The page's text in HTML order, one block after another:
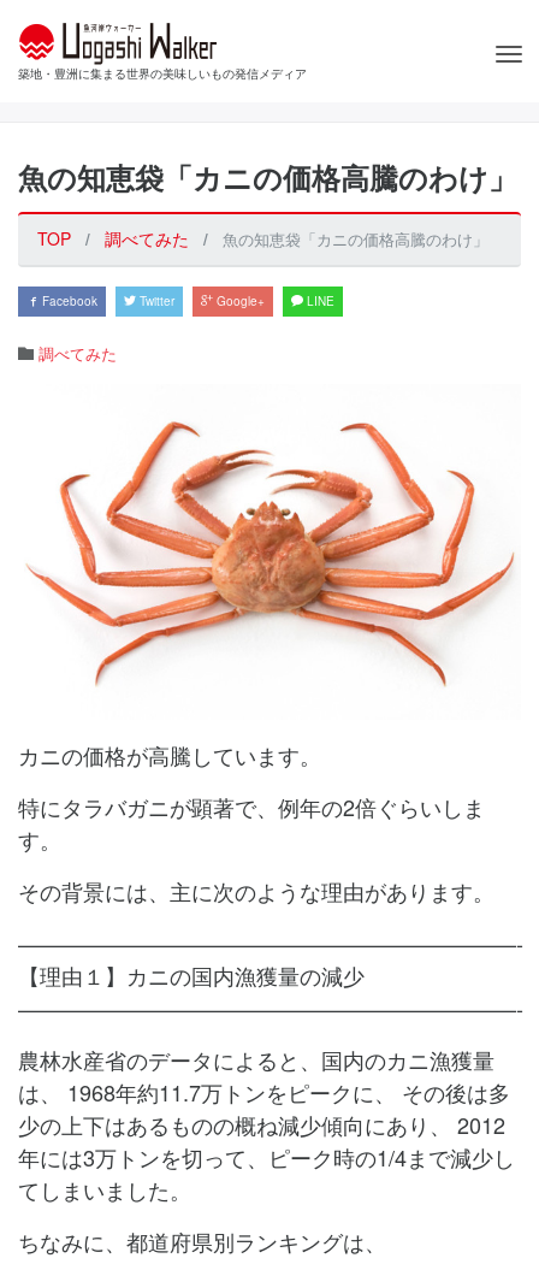
築地・豊洲に集まる世界の美味しいもの発信メディア
魚の知恵袋「カニの価格高騰のわけ」
TOP 調べてみた 魚の知恵袋「カニの価格高騰のわけ」
Facebook Twitter Google+ LINE
調べてみた
カニの価格が高騰しています。
特にタラバガニが顕著で、例年の2倍ぐらいしま
す。
その背景には、主に次のような理由があります。
———————————————————————-
【理由１】カニの国内漁獲量の減少
———————————————————————-
農林水産省のデータによると、国内のカニ漁獲量
は、
1968年約11.7万トンをピークに、
その後は多
少の上下はあるものの概ね減少傾向にあり、
2012
年には3万トンを切って、ピーク時の1/4まで減少し
てしまいました。
ちなみに、都道府県別ランキングは、